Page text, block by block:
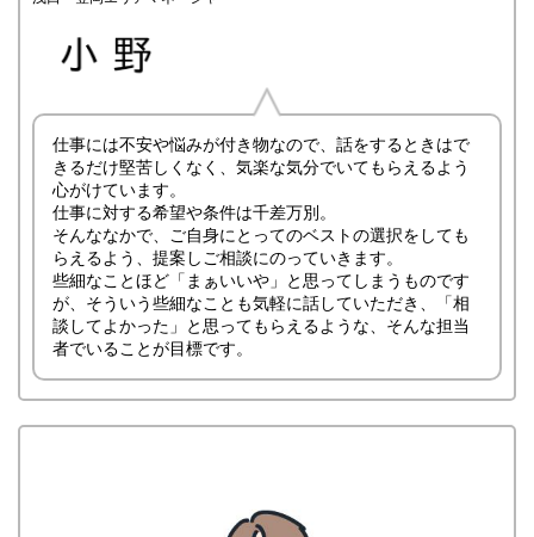
仕事には不安や悩みが付き物なので、話をするときはで
きるだけ堅苦しくなく、気楽な気分でいてもらえるよう
心がけています。
仕事に対する希望や条件は千差万別。
そんななかで、ご自身にとってのベストの選択をしても
らえるよう、提案しご相談にのっていきます。
些細なことほど「まぁいいや」と思ってしまうものです
が、そういう些細なことも気軽に話していただき、「相
談してよかった」と思ってもらえるような、そんな担当
者でいることが目標です。